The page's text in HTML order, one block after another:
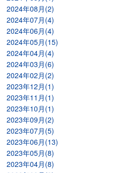
2024年08月(2)
2024年07月(4)
2024年06月(4)
2024年05月(15)
2024年04月(4)
2024年03月(6)
2024年02月(2)
2023年12月(1)
2023年11月(1)
2023年10月(1)
2023年09月(2)
2023年07月(5)
2023年06月(13)
2023年05月(8)
2023年04月(8)